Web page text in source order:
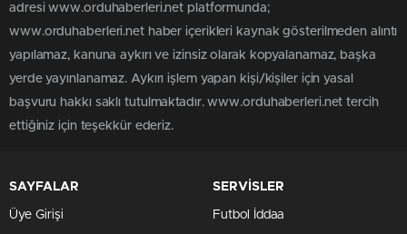
adresi www.orduhaberleri.net platformunda;
www.orduhaberleri.net haber içerikleri kaynak gösterilmeden alıntı
yapılamaz, kanuna aykırı ve izinsiz olarak kopyalanamaz, başka
yerde yayınlanamaz. Aykırı işlem yapan kişi/kişiler için yasal
başvuru hakkı saklı tutulmaktadır. www.orduhaberleri.net tercih
ettiğiniz için teşekkür ederiz.
SAYFALAR
Üye Girişi
SERVİSLER
Futbol İddaa